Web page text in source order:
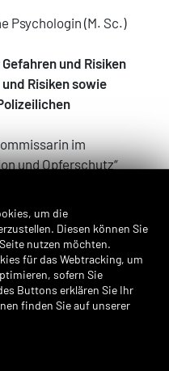
Psychologin (M. Sc.)
und Risiken
Risiken sowie
im
und Opferschutz“
findet
ein „Markt der
Sie die Gelegenheit,
und Informationen
und
Thema
Diese und weitere
um die
Diesen können Sie
nutzen möchten.
für das Webtracking, um
sofern Sie
Buttons erklären Sie Ihr
finden Sie auf unserer